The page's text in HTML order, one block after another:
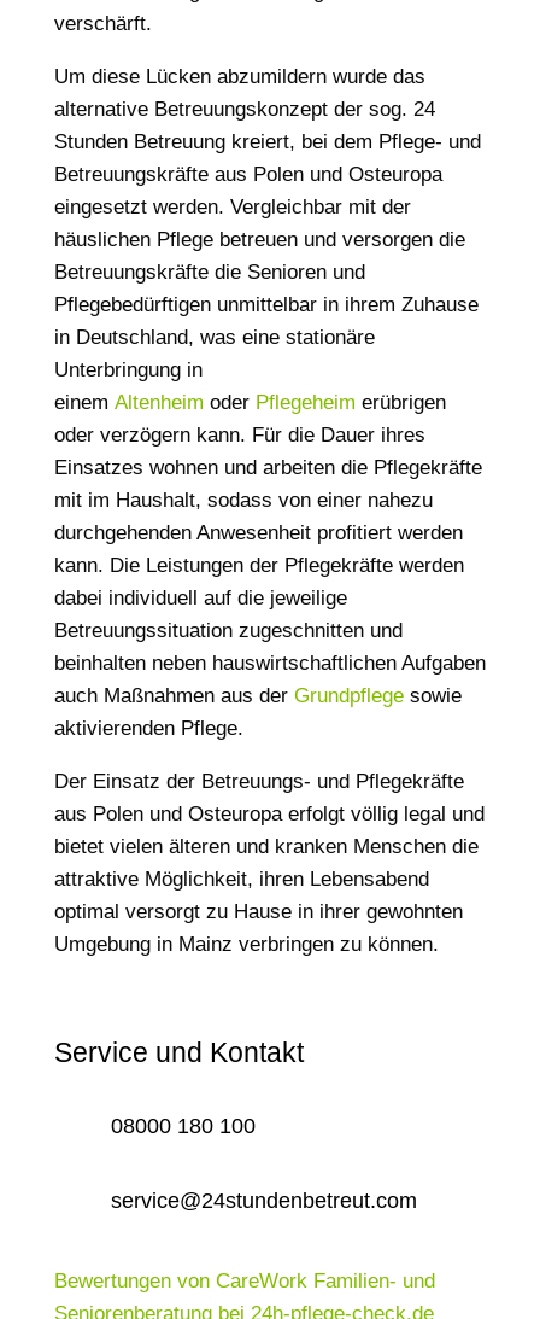
verschärft.
Um diese Lücken abzumildern wurde das
alternative Betreuungskonzept der sog. 24
Stunden Betreuung kreiert, bei dem Pflege- und
Betreuungskräfte aus Polen und Osteuropa
eingesetzt werden. Vergleichbar mit der
häuslichen Pflege betreuen und versorgen die
Betreuungskräfte die Senioren und
Pflegebedürftigen unmittelbar in ihrem Zuhause
in Deutschland, was eine stationäre
Unterbringung in
einem Altenheim oder Pflegeheim erübrigen
oder verzögern kann. Für die Dauer ihres
Einsatzes wohnen und arbeiten die Pflegekräfte
mit im Haushalt, sodass von einer nahezu
durchgehenden Anwesenheit profitiert werden
kann. Die Leistungen der Pflegekräfte werden
dabei individuell auf die jeweilige
Betreuungssituation zugeschnitten und
beinhalten neben hauswirtschaftlichen Aufgaben
auch Maßnahmen aus der Grundpflege sowie
aktivierenden Pflege.
Der Einsatz der Betreuungs- und Pflegekräfte
aus Polen und Osteuropa erfolgt völlig legal und
bietet vielen älteren und kranken Menschen die
attraktive Möglichkeit, ihren Lebensabend
optimal versorgt zu Hause in ihrer gewohnten
Umgebung in Mainz verbringen zu können.
Service und Kontakt
08000 180 100
service@24stundenbetreut.com
Bewertungen von CareWork Familien- und
Seniorenberatung bei 24h-pflege-check.de